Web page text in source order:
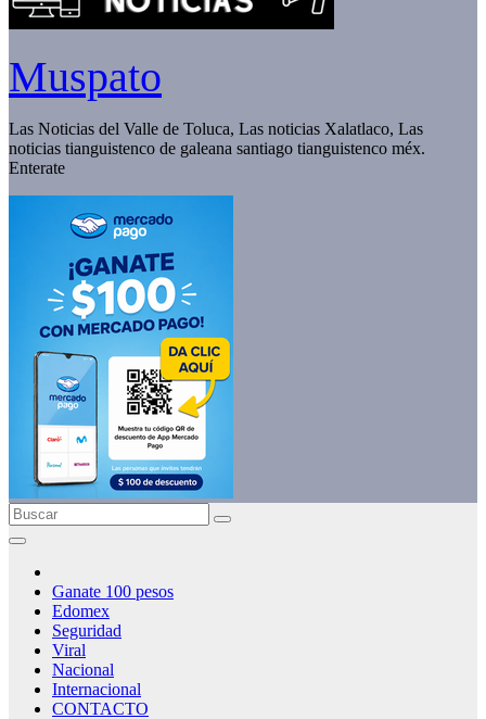
Muspato
Las Noticias del Valle de Toluca, Las noticias Xalatlaco, Las
noticias tianguistenco de galeana santiago tianguistenco méx.
Enterate
Ganate 100 pesos
Edomex
Seguridad
Viral
Nacional
Internacional
CONTACTO